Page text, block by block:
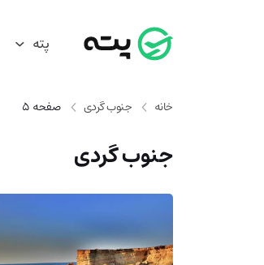
پته
خانه جنوب گردی صفحه 5
جنوب گردی